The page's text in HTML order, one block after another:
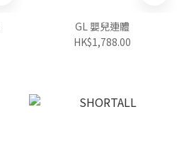
GL 嬰兒連體
HK$1,788.00